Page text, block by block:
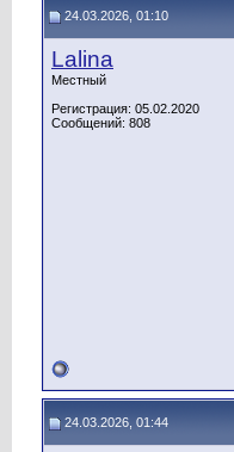
24.03.2026, 01:10
Lalina
Местный
Регистрация: 05.02.2020
Сообщений: 808
24.03.2026, 01:44